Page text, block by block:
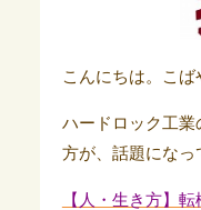
こんにちは。こば
ハードロック工業
方が、話題になっ
【人・生き方】